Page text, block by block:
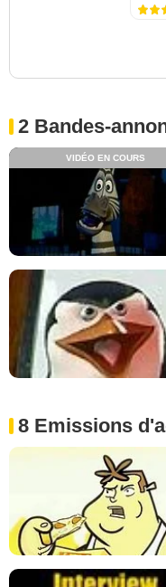
2 Bandes-
VIDÉO EN COURS
8 Emissions